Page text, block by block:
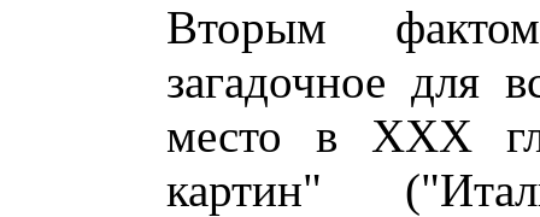
Вторым
загадочное для
место в XXX
картин"